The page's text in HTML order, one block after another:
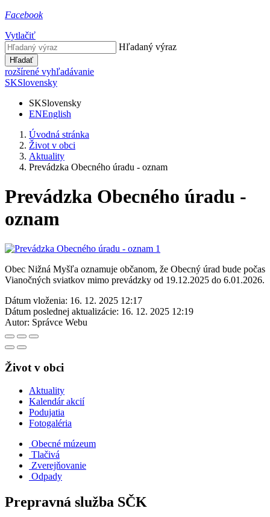
Facebook
Vytlačiť
Hľadaný výraz
Hľadať
rozšírené vyhľadávanie
SKSlovensky
SKSlovensky
ENEnglish
Úvodná stránka
Život v obci
Aktuality
Prevádzka Obecného úradu - oznam
Prevádzka Obecného úradu -
oznam
Obec Nižná Myšľa oznamuje občanom, že Obecný úrad bude počas
Vianočných sviatkov mimo prevádzky od 19.12.2025 do 6.01.2026.
Dátum vloženia: 16. 12. 2025 12:17
Dátum poslednej aktualizácie: 16. 12. 2025 12:19
Autor: Správce Webu
Život v obci
Aktuality
Kalendár akcií
Podujatia
Fotogaléria
Obecné múzeum
Tlačivá
Zverejňovanie
Odpady
Prepravná služba SČK